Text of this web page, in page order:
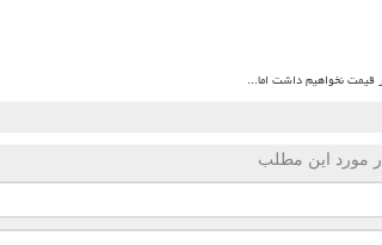
نخواهیم داشت اما...
مورد این مطلب